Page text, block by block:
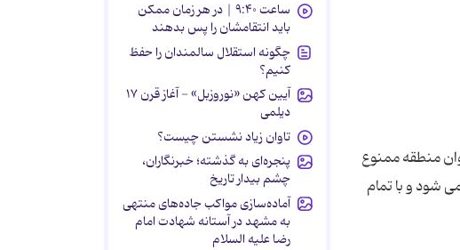
منطقه ممنوع
شود و با تمام
ساعت ۹:۴۰ | در هر زمان ممکن
باید انتقامشان را پس بدهند
چگونه استقلال سالمندان را حفظ
کنیم؟
آیین کهن «نوروزبل» - آغاز قرن ۱۷
دیلمی
تاوان زیاد نشستن چیست؟
پنجره‌ای به گذشته؛ خبرنگاران،
چشم بیدار تاریخ
آماده‌سازی مواکب جاده‌های منتهی
به مشهد در آستانه شهادت امام
رضا علیه السلام